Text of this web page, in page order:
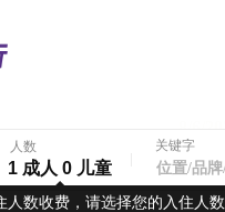
人数收费，请选择您的入住人数
人数
1 成人 0 儿童
关键字